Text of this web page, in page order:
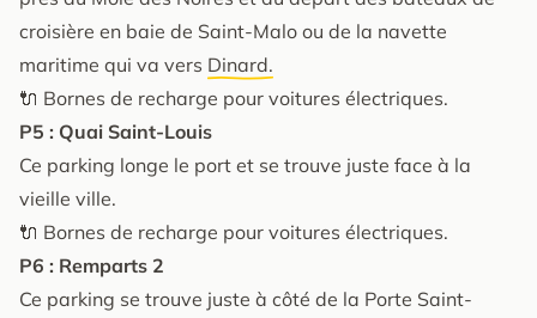
croisière en baie de Saint-Malo ou de la navette
maritime qui va vers Dinard.
🔌 Bornes de recharge pour voitures électriques.
P5 : Quai Saint-Louis
Ce parking longe le port et se trouve juste face à la
vieille ville.
🔌 Bornes de recharge pour voitures électriques.
P6 : Remparts 2
Ce parking se trouve juste à côté de la Porte Saint-